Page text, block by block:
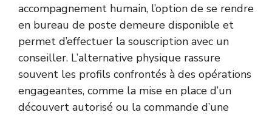
accompagnement humain, l’option de se rendre
en bureau de poste demeure disponible et
permet d’effectuer la souscription avec un
conseiller. L’alternative physique rassure
souvent les profils confrontés à des opérations
engageantes, comme la mise en place d’un
découvert autorisé ou la commande d’une